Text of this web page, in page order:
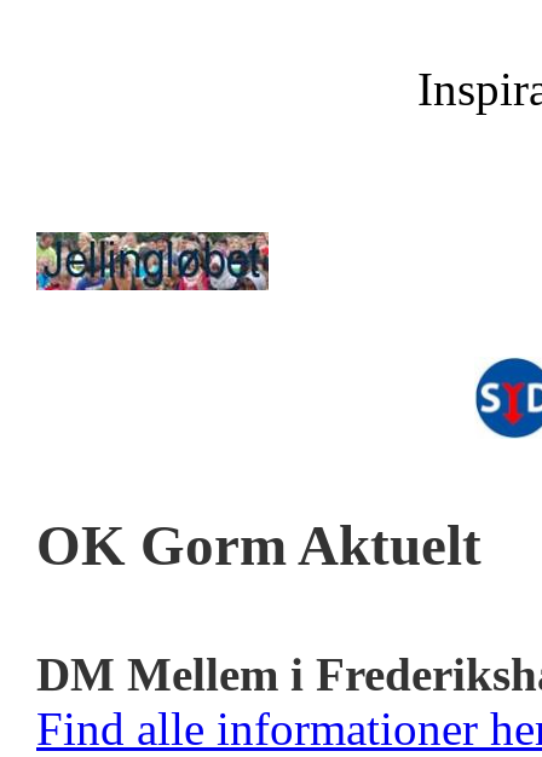
OK Gorm Aktuelt
DM Mellem i
Find alle informationer